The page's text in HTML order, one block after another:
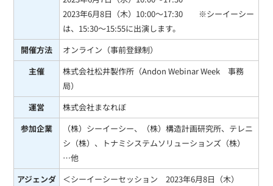
2023年6月8日（木）10:00～17:30 ※シーイーシー
は、15:30～15:55に出演します。
開催方法
オンライン（事前登録制）
主催
株式会社松井製作所（Andon Webinar Week 事務
局）
運営
株式会社まなれぼ
参加企業
（株）シーイーシー、（株）構造計画研究所、テレニ
シ（株）、トナミシステムソリューションズ（株）
…他
アジェンダ
＜シーイーシーセッション 2023年6月8日（木）